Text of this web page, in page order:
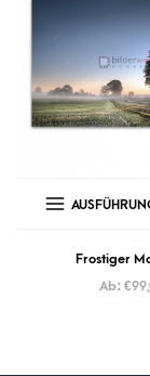
Frostiger
Ab: €